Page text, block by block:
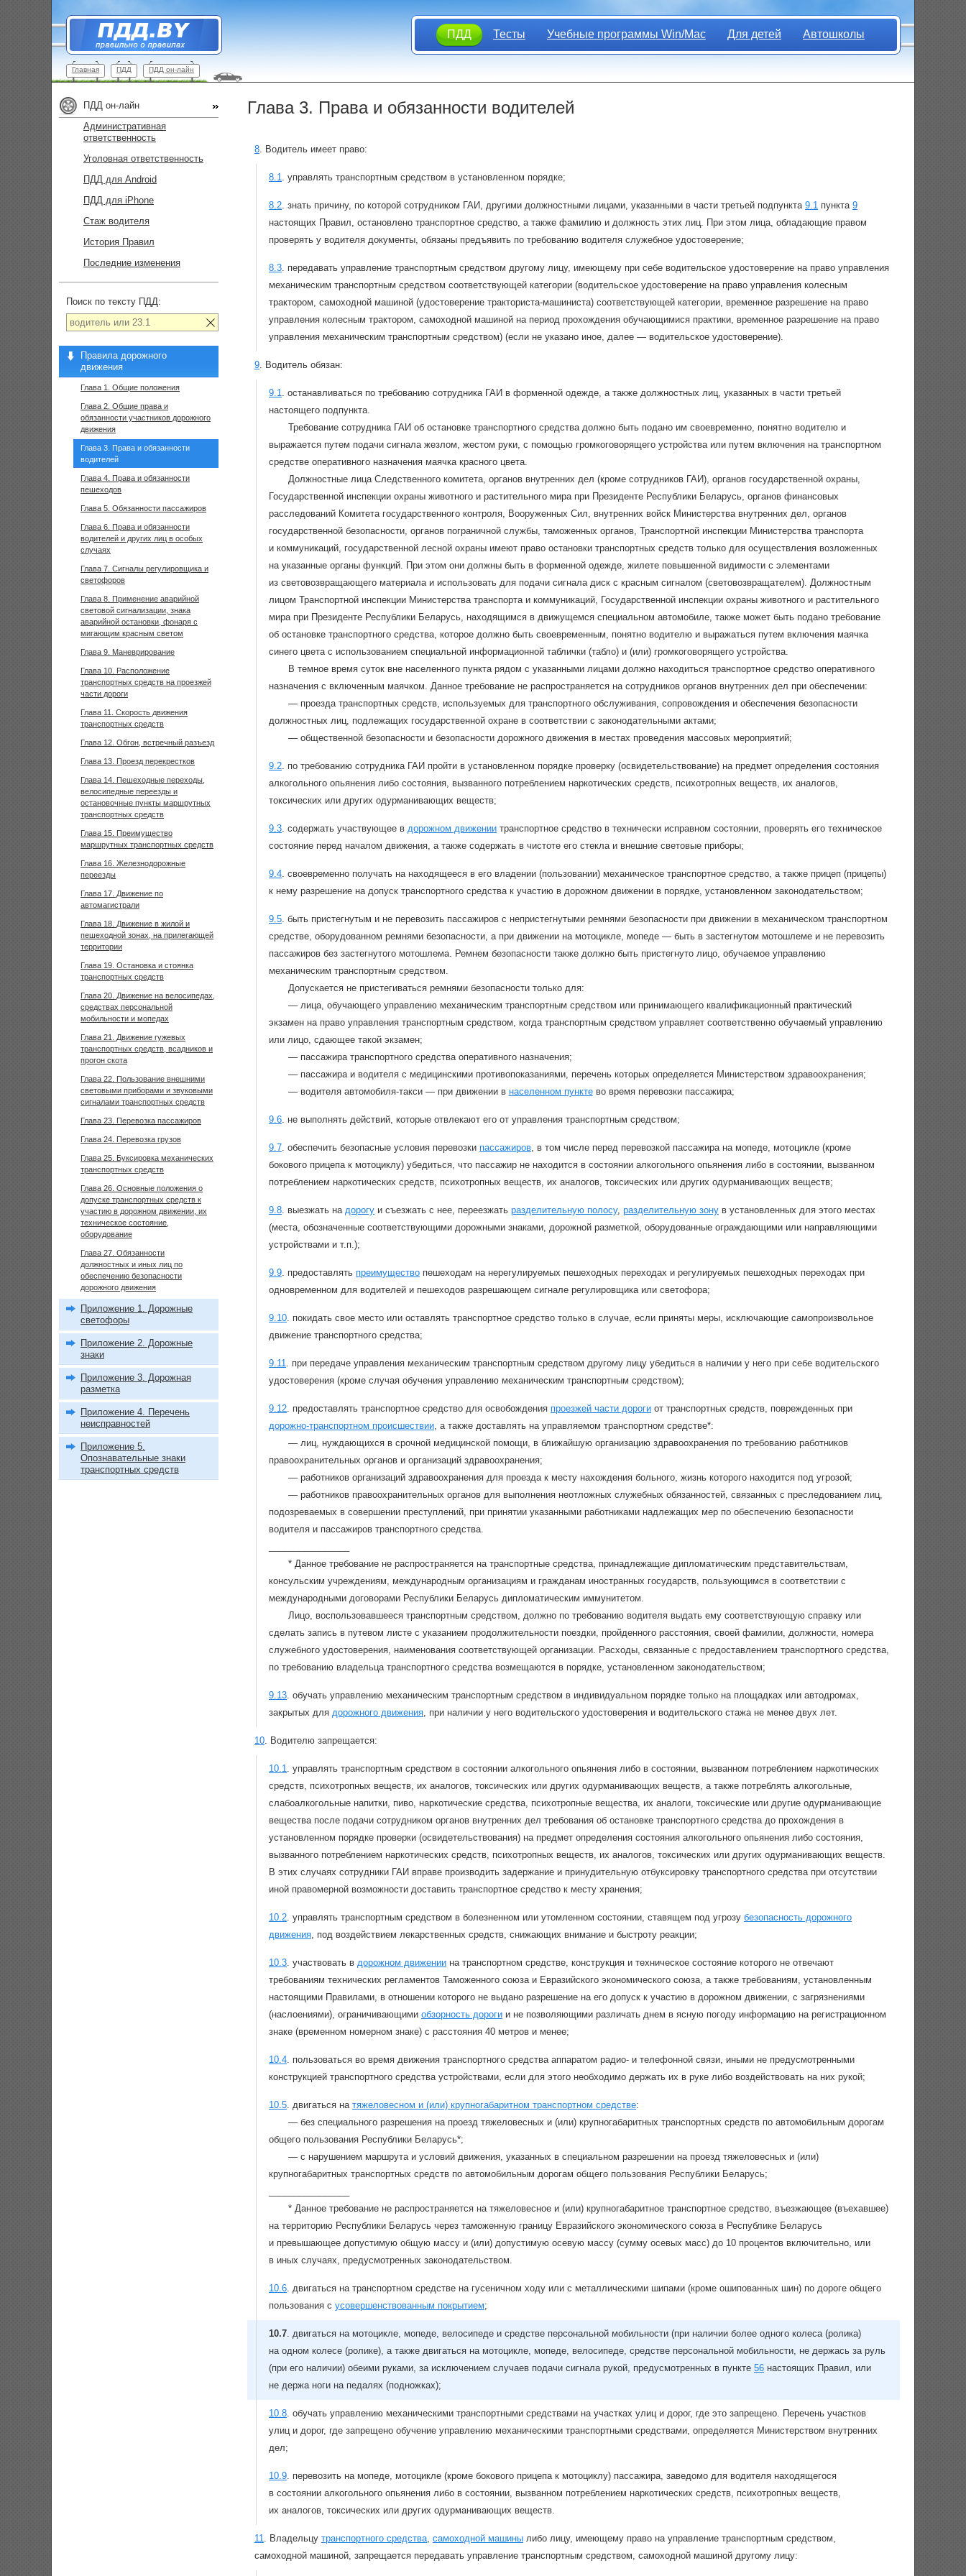
ПДД Тесты Учебные программы Win/Mac Для детей Автошколы
Главная ПДД ПДД он-лайн
Глава 3. Права и обязанности водителей
8. Водитель имеет право:
8.1. управлять транспортным средством в установленном порядке;
8.2. знать причину, по которой сотрудником ГАИ, другими должностными лицами, указанными в части третьей подпункта 9.1 пункта 9
настоящих Правил, остановлено транспортное средство, а также фамилию и должность этих лиц. При этом лица, обладающие правом
проверять у водителя документы, обязаны предъявить по требованию водителя служебное удостоверение;
8.3. передавать управление транспортным средством другому лицу, имеющему при себе водительское удостоверение на право управления
механическим транспортным средством соответствующей категории (водительское удостоверение на право управления колесным
трактором, самоходной машиной (удостоверение тракториста-машиниста) соответствующей категории, временное разрешение на право
управления колесным трактором, самоходной машиной на период прохождения обучающимися практики, временное разрешение на право
управления механическим транспортным средством) (если не указано иное, далее — водительское удостоверение).
9. Водитель обязан:
9.1. останавливаться по требованию сотрудника ГАИ в форменной одежде, а также должностных лиц, указанных в части третьей
настоящего подпункта.
Требование сотрудника ГАИ об остановке транспортного средства должно быть подано им своевременно, понятно водителю и
выражается путем подачи сигнала жезлом, жестом руки, с помощью громкоговорящего устройства или путем включения на транспортном
средстве оперативного назначения маячка красного цвета.
Должностные лица Следственного комитета, органов внутренних дел (кроме сотрудников ГАИ), органов государственной охраны,
Государственной инспекции охраны животного и растительного мира при Президенте Республики Беларусь, органов финансовых
расследований Комитета государственного контроля, Вооруженных Сил, внутренних войск Министерства внутренних дел, органов
государственной безопасности, органов пограничной службы, таможенных органов, Транспортной инспекции Министерства транспорта
и коммуникаций, государственной лесной охраны имеют право остановки транспортных средств только для осуществления возложенных
на указанные органы функций. При этом они должны быть в форменной одежде, жилете повышенной видимости с элементами
из световозвращающего материала и использовать для подачи сигнала диск с красным сигналом (световозвращателем). Должностным
лицом Транспортной инспекции Министерства транспорта и коммуникаций, Государственной инспекции охраны животного и растительного
мира при Президенте Республики Беларусь, находящимся в движущемся специальном автомобиле, также может быть подано требование
об остановке транспортного средства, которое должно быть своевременным, понятно водителю и выражаться путем включения маячка
синего цвета с использованием специальной информационной таблички (табло) и (или) громкоговорящего устройства.
В темное время суток вне населенного пункта рядом с указанными лицами должно находиться транспортное средство оперативного
назначения с включенным маячком. Данное требование не распространяется на сотрудников органов внутренних дел при обеспечении:
— проезда транспортных средств, используемых для транспортного обслуживания, сопровождения и обеспечения безопасности
должностных лиц, подлежащих государственной охране в соответствии с законодательными актами;
— общественной безопасности и безопасности дорожного движения в местах проведения массовых мероприятий;
9.2. по требованию сотрудника ГАИ пройти в установленном порядке проверку (освидетельствование) на предмет определения состояния
алкогольного опьянения либо состояния, вызванного потреблением наркотических средств, психотропных веществ, их аналогов,
токсических или других одурманивающих веществ;
9.3. содержать участвующее в дорожном движении транспортное средство в технически исправном состоянии, проверять его техническое
состояние перед началом движения, а также содержать в чистоте его стекла и внешние световые приборы;
9.4. своевременно получать на находящееся в его владении (пользовании) механическое транспортное средство, а также прицеп (прицепы)
к нему разрешение на допуск транспортного средства к участию в дорожном движении в порядке, установленном законодательством;
9.5. быть пристегнутым и не перевозить пассажиров с непристегнутыми ремнями безопасности при движении в механическом транспортном
средстве, оборудованном ремнями безопасности, а при движении на мотоцикле, мопеде — быть в застегнутом мотошлеме и не перевозить
пассажиров без застегнутого мотошлема. Ремнем безопасности также должно быть пристегнуто лицо, обучаемое управлению
механическим транспортным средством.
Допускается не пристегиваться ремнями безопасности только для:
— лица, обучающего управлению механическим транспортным средством или принимающего квалификационный практический
экзамен на право управления транспортным средством, когда транспортным средством управляет соответственно обучаемый управлению
или лицо, сдающее такой экзамен;
— пассажира транспортного средства оперативного назначения;
— пассажира и водителя с медицинскими противопоказаниями, перечень которых определяется Министерством здравоохранения;
— водителя автомобиля-такси — при движении в населенном пунктево время перевозки пассажира;
9.6. не выполнять действий, которые отвлекают его от управления транспортным средством;
9.7. обеспечить безопасные условия перевозки пассажиров, в том числе перед перевозкой пассажира на мопеде, мотоцикле (кроме
бокового прицепа к мотоциклу) убедиться, что пассажир не находится в состоянии алкогольного опьянения либо в состоянии, вызванном
потреблением наркотических средств, психотропных веществ, их аналогов, токсических или других одурманивающих веществ;
9.8. выезжать на дорогу и съезжать с нее, переезжать разделительную полосу, разделительную зону в установленных для этого местах
(места, обозначенные соответствующими дорожными знаками, дорожной разметкой, оборудованные ограждающими или направляющими
устройствами и т.п.);
9.9. предоставлять преимущество пешеходам на нерегулируемых пешеходных переходах и регулируемых пешеходных переходах при
одновременном для водителей и пешеходов разрешающем сигнале регулировщика или светофора;
9.10. покидать свое место или оставлять транспортное средство только в случае, если приняты меры, исключающие самопроизвольное
движение транспортного средства;
9.11. при передаче управления механическим транспортным средством другому лицу убедиться в наличии у него при себе водительского
удостоверения (кроме случая обучения управлению механическим транспортным средством);
9.12. предоставлять транспортное средство для освобождения проезжей части дороги от транспортных средств, поврежденных при
дорожно-транспортном происшествии, а также доставлять на управляемом транспортном средстве*:
— лиц, нуждающихся в срочной медицинской помощи, в ближайшую организацию здравоохранения по требованию работников
правоохранительных органов и организаций здравоохранения;
— работников организаций здравоохранения для проезда к месту нахождения больного, жизнь которого находится под угрозой;
— работников правоохранительных органов для выполнения неотложных служебных обязанностей, связанных с преследованием лиц,
подозреваемых в совершении преступлений, при принятии указанными работниками надлежащих мер по обеспечению безопасности
водителя и пассажиров транспортного средства.
* Данное требование не распространяется на транспортные средства, принадлежащие дипломатическим представительствам,
консульским учреждениям, международным организациям и гражданам иностранных государств, пользующимся в соответствии с
международными договорами Республики Беларусь дипломатическим иммунитетом.
Лицо, воспользовавшееся транспортным средством, должно по требованию водителя выдать ему соответствующую справку или
сделать запись в путевом листе с указанием продолжительности поездки, пройденного расстояния, своей фамилии, должности, номера
служебного удостоверения, наименования соответствующей организации. Расходы, связанные с предоставлением транспортного средства,
по требованию владельца транспортного средства возмещаются в порядке, установленном законодательством;
9.13. обучать управлению механическим транспортным средством в индивидуальном порядке только на площадках или автодромах,
закрытых для дорожного движения, при наличии у него водительского удостоверения и водительского стажа не менее двух лет.
10. Водителю запрещается:
10.1. управлять транспортным средством в состоянии алкогольного опьянения либо в состоянии, вызванном потреблением наркотических
средств, психотропных веществ, их аналогов, токсических или других одурманивающих веществ, а также потреблять алкогольные,
слабоалкогольные напитки, пиво, наркотические средства, психотропные вещества, их аналоги, токсические или другие одурманивающие
вещества после подачи сотрудником органов внутренних дел требования об остановке транспортного средства до прохождения в
установленном порядке проверки (освидетельствования) на предмет определения состояния алкогольного опьянения либо состояния,
вызванного потреблением наркотических средств, психотропных веществ, их аналогов, токсических или других одурманивающих веществ.
В этих случаях сотрудники ГАИ вправе производить задержание и принудительную отбуксировку транспортного средства при отсутствии
иной правомерной возможности доставить транспортное средство к месту хранения;
10.2. управлять транспортным средством в болезненном или утомленном состоянии, ставящем под угрозу безопасность дорожного
движения, под воздействием лекарственных средств, снижающих внимание и быстроту реакции;
10.3. участвовать в дорожном движении на транспортном средстве, конструкция и техническое состояние которого не отвечают
требованиям технических регламентов Таможенного союза и Евразийского экономического союза, а также требованиям, установленным
настоящими Правилами, в отношении которого не выдано разрешение на его допуск к участию в дорожном движении, с загрязнениями
(наслоениями), ограничивающими обзорность дороги и не позволяющими различать днем в ясную погоду информацию на регистрационном
знаке (временном номерном знаке) с расстояния 40 метров и менее;
10.4. пользоваться во время движения транспортного средства аппаратом радио- и телефонной связи, иными не предусмотренными
конструкцией транспортного средства устройствами, если для этого необходимо держать их в руке либо воздействовать на них рукой;
10.5. двигаться на тяжеловесном и (или) крупногабаритном транспортном средстве:
— без специального разрешения на проезд тяжеловесных и (или) крупногабаритных транспортных средств по автомобильным дорогам
общего пользования Республики Беларусь*;
— с нарушением маршрута и условий движения, указанных в специальном разрешении на проезд тяжеловесных и (или)
крупногабаритных транспортных средств по автомобильным дорогам общего пользования Республики Беларусь;
* Данное требование не распространяется на тяжеловесное и (или) крупногабаритное транспортное средство, въезжающее (въехавшее)
на территорию Республики Беларусь через таможенную границу Евразийского экономического союза в Республике Беларусь
и превышающее допустимую общую массу и (или) допустимую осевую массу (сумму осевых масс) до 10 процентов включительно, или
в иных случаях, предусмотренных законодательством.
10.6. двигаться на транспортном средстве на гусеничном ходу или с металлическими шипами (кроме ошипованных шин) по дороге общего
пользования с усовершенствованным покрытием;
10.7. двигаться на мотоцикле, мопеде, велосипеде и средстве персональной мобильности (при наличии более одного колеса (ролика)
на одном колесе (ролике), а также двигаться на мотоцикле, мопеде, велосипеде, средстве персональной мобильности, не держась за руль
(при его наличии) обеими руками, за исключением случаев подачи сигнала рукой, предусмотренных в пункте 56 настоящих Правил, или
не держа ноги на педалях (подножках);
10.8. обучать управлению механическими транспортными средствами на участках улиц и дорог, где это запрещено. Перечень участков
улиц и дорог, где запрещено обучение управлению механическими транспортными средствами, определяется Министерством внутренних
дел;
10.9. перевозить на мопеде, мотоцикле (кроме бокового прицепа к мотоциклу) пассажира, заведомо для водителя находящегося
в состоянии алкогольного опьянения либо в состоянии, вызванном потреблением наркотических средств, психотропных веществ,
их аналогов, токсических или других одурманивающих веществ.
11. Владельцу транспортного средства, самоходной машины либо лицу, имеющему право на управление транспортным средством,
самоходной машиной, запрещается передавать управление транспортным средством, самоходной машиной другому лицу:
ПДД он-лайн
Административная
ответственность
Уголовная ответственность
ПДД для Android
ПДД для iPhone
Стаж водителя
История Правил
Последние изменения
Поиск по тексту ПДД:
Правила дорожного
движения
Глава 1. Общие положения
Глава 2. Общие права и
обязанности участников дорожного
движения
Глава 3. Права и обязанности
водителей
Глава 4. Права и обязанности
пешеходов
Глава 5. Обязанности пассажиров
Глава 6. Права и обязанности
водителей и других лиц в особых
случаях
Глава 7. Сигналы регулировщика и
светофоров
Глава 8. Применение аварийной
световой сигнализации, знака
аварийной остановки, фонаря с
мигающим красным светом
Глава 9. Маневрирование
Глава 10. Расположение
транспортных средств на проезжей
части дороги
Глава 11. Скорость движения
транспортных средств
Глава 12. Обгон, встречный разъезд
Глава 13. Проезд перекрестков
Глава 14. Пешеходные переходы,
велосипедные переезды и
остановочные пункты маршрутных
транспортных средств
Глава 15. Преимущество
маршрутных транспортных средств
Глава 16. Железнодорожные
переезды
Глава 17. Движение по
автомагистрали
Глава 18. Движение в жилой и
пешеходной зонах, на прилегающей
территории
Глава 19. Остановка и стоянка
транспортных средств
Глава 20. Движение на велосипедах,
средствах персональной
мобильности и мопедах
Глава 21. Движение гужевых
транспортных средств, всадников и
прогон скота
Глава 22. Пользование внешними
световыми приборами и звуковыми
сигналами транспортных средств
Глава 23. Перевозка пассажиров
Глава 24. Перевозка грузов
Глава 25. Буксировка механических
транспортных средств
Глава 26. Основные положения о
допуске транспортных средств к
участию в дорожном движении, их
техническое состояние,
оборудование
Глава 27. Обязанности
должностных и иных лиц по
обеспечению безопасности
дорожного движения
Приложение 1. Дорожные
светофоры
Приложение 2. Дорожные
знаки
Приложение 3. Дорожная
разметка
Приложение 4. Перечень
неисправностей
Приложение 5.
Опознавательные знаки
транспортных средств